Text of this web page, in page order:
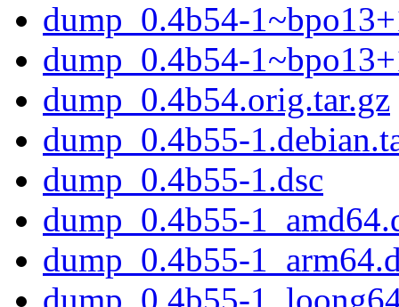
dump_0.4b54-
dump_0.4b54-
dump_0.4b54.orig.tar.gz
dump_0.4b55-
dump_0.4b55-1.dsc
dump_0.4b55-
dump_0.4b55-